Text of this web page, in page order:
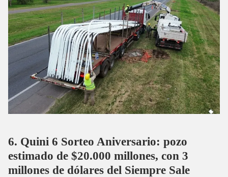
Quini 6 Sorteo Aniversario: pozo
estimado de $20.000 millones, con 3
millones de dólares del Siempre Sale